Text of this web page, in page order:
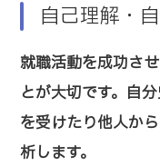
自己理解・
就職活動を成功さ
とが大切です。自
を受けたり他人か
析します。